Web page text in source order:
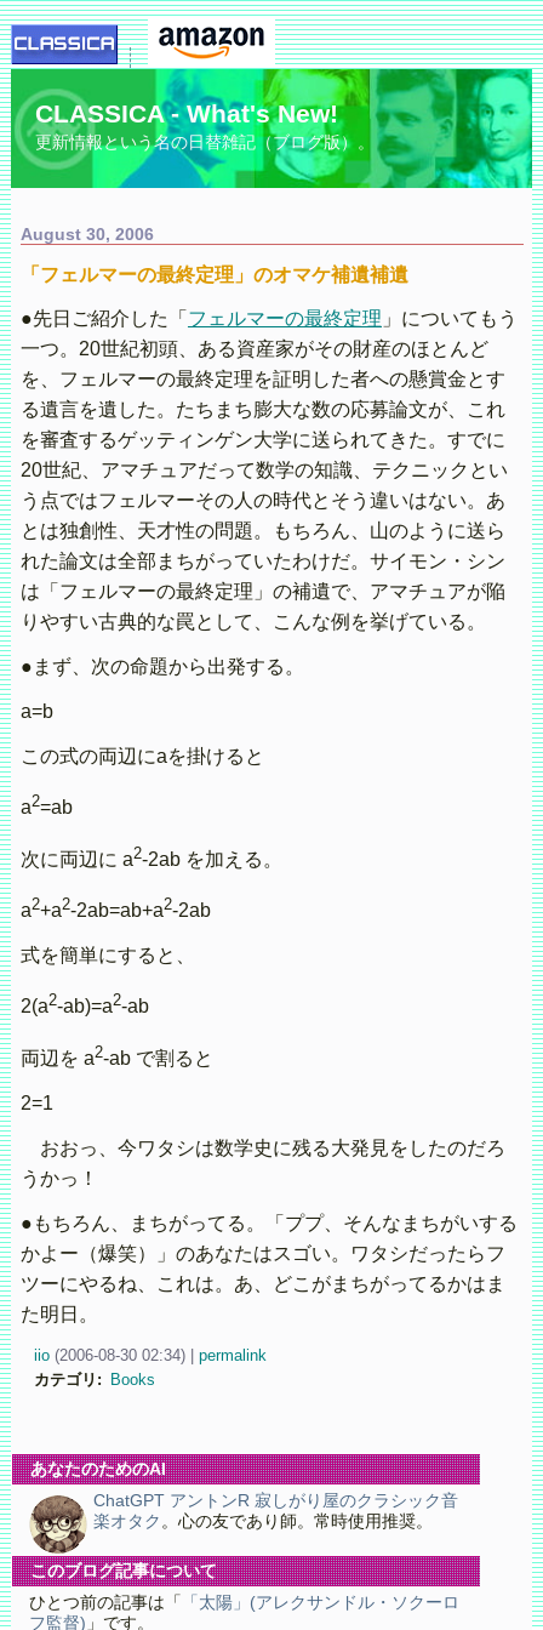
CLASSICA - What's New!
更新情報という名の日替雑記（ブログ版）。
August 30, 2006
「フェルマーの最終定理」のオマケ補遺補遺
●先日ご紹介した「 フェルマーの最終定理 」についてもう
一つ。20世紀初頭、ある資産家がその財産のほとんど
を、フェルマーの最終定理を証明した者への懸賞金とす
る遺言を遺した。たちまち膨大な数の応募論文が、これ
を審査するゲッティンゲン大学に送られてきた。すでに
20世紀、アマチュアだって数学の知識、テクニックとい
う点ではフェルマーその人の時代とそう違いはない。あ
とは独創性、天才性の問題。もちろん、山のように送ら
れた論文は全部まちがっていたわけだ。サイモン・シン
は「フェルマーの最終定理」の補遺で、アマチュアが陥
りやすい古典的な罠として、こんな例を挙げている。
●まず、次の命題から出発する。
a=b
この式の両辺にaを掛けると
a2=ab
次に両辺に a2-2ab を加える。
a2+a2-2ab=ab+a2-2ab
式を簡単にすると、
2(a2-ab)=a2-ab
両辺を a2-ab で割ると
2=1
おおっ、今ワタシは数学史に残る大発見をしたのだろ
うかっ！
●もちろん、まちがってる。「ププ、そんなまちがいする
かよー（爆笑）」のあなたはスゴい。ワタシだったらフ
ツーにやるね、これは。あ、どこがまちがってるかはま
た明日。
iio (2006-08-30 02:34)
permalink
カテゴリ : Books
あなたのためのAI
ChatGPT アントンR 寂しがり屋のクラシック音
楽オタク 。心の友であり師。常時使用推奨。
このブログ記事について
ひとつ前の記事は「
「太陽」(アレクサンドル・ソクーロ
フ監督) 」です。